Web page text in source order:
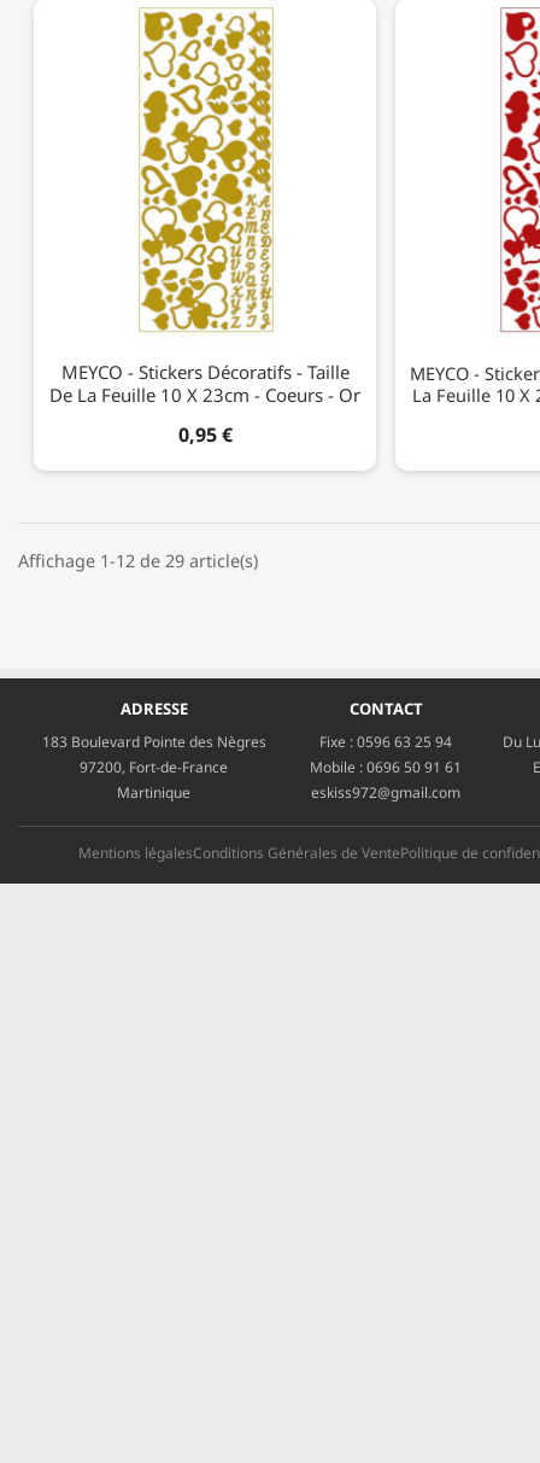
MEYCO - Stickers Décoratifs - Taille
De La Feuille 10 X 23cm - Coeurs - Or
0,95 €
MEYCO -
La Feuille 10 X
Affichage 1-12 de 29 article(s)
ADRESSE
183 Boulevard Pointe des Nègres
97200, Fort-de-France
Martinique
CONTACT
Fixe :0596 63 25 94
Mobile :0696 50 91 61
eskiss972@gmail.com
Du
Mentions légalesConditions Générales de VentePolitique de